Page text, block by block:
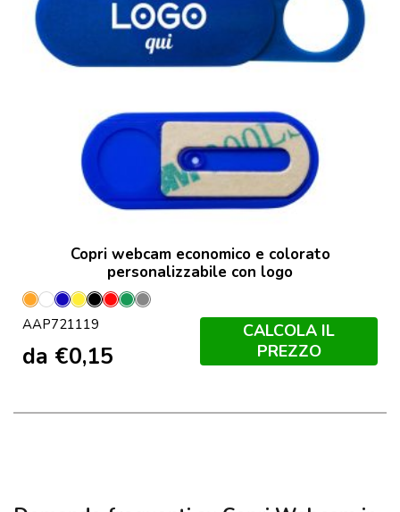
Copri webcam economico e colorato
personalizzabile con logo
Arancione
Bianco
BluGiallo
NeroRosso
VerdeGrigio
AAP721119
da €0,15
CALCOLA IL
PREZZO